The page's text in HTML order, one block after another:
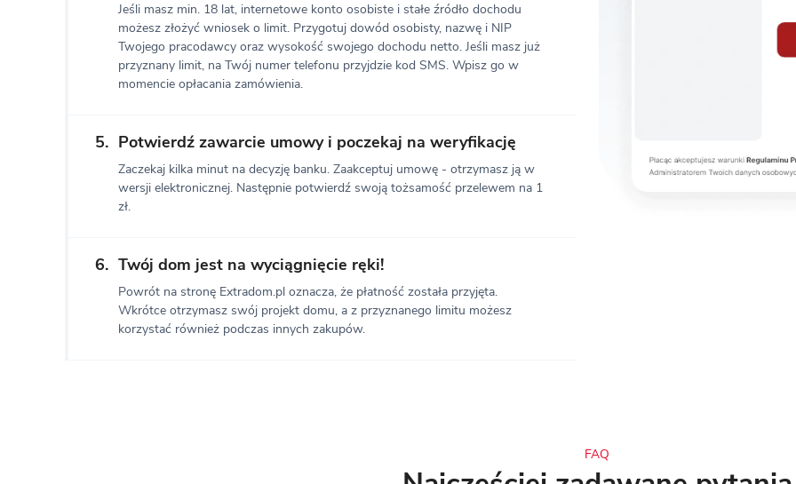
Jeśli masz min. 18 lat, internetowe konto osobiste i stałe źródło dochodu
możesz złożyć wniosek o limit. Przygotuj dowód osobisty, nazwę i NIP
Twojego pracodawcy oraz wysokość swojego dochodu netto. Jeśli masz już
przyznany limit, na Twój numer telefonu przyjdzie kod SMS. Wpisz go w
momencie opłacania zamówienia.
5. Potwierdź zawarcie umowy i poczekaj na weryfikację
Zaczekaj kilka minut na decyzję banku. Zaakceptuj umowę - otrzymasz ją w
wersji elektronicznej. Następnie potwierdź swoją tożsamość przelewem na 1
zł.
6. Twój dom jest na wyciągnięcie ręki!
Powrót na stronę Extradom.pl oznacza, że płatność została przyjęta.
Wkrótce otrzymasz swój projekt domu, a z przyznanego limitu możesz
korzystać również podczas innych zakupów.
FAQ